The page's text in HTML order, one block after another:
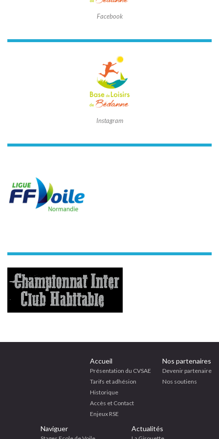
Facebook
Instagram
Accueil
Présentation du CVSAE
Tarifs et adhésion
Historique
Accès et Contact
Enjeux RSE
Nos partenaires
Devenir partenaire
Nos soutiens
Naviguer Actualités